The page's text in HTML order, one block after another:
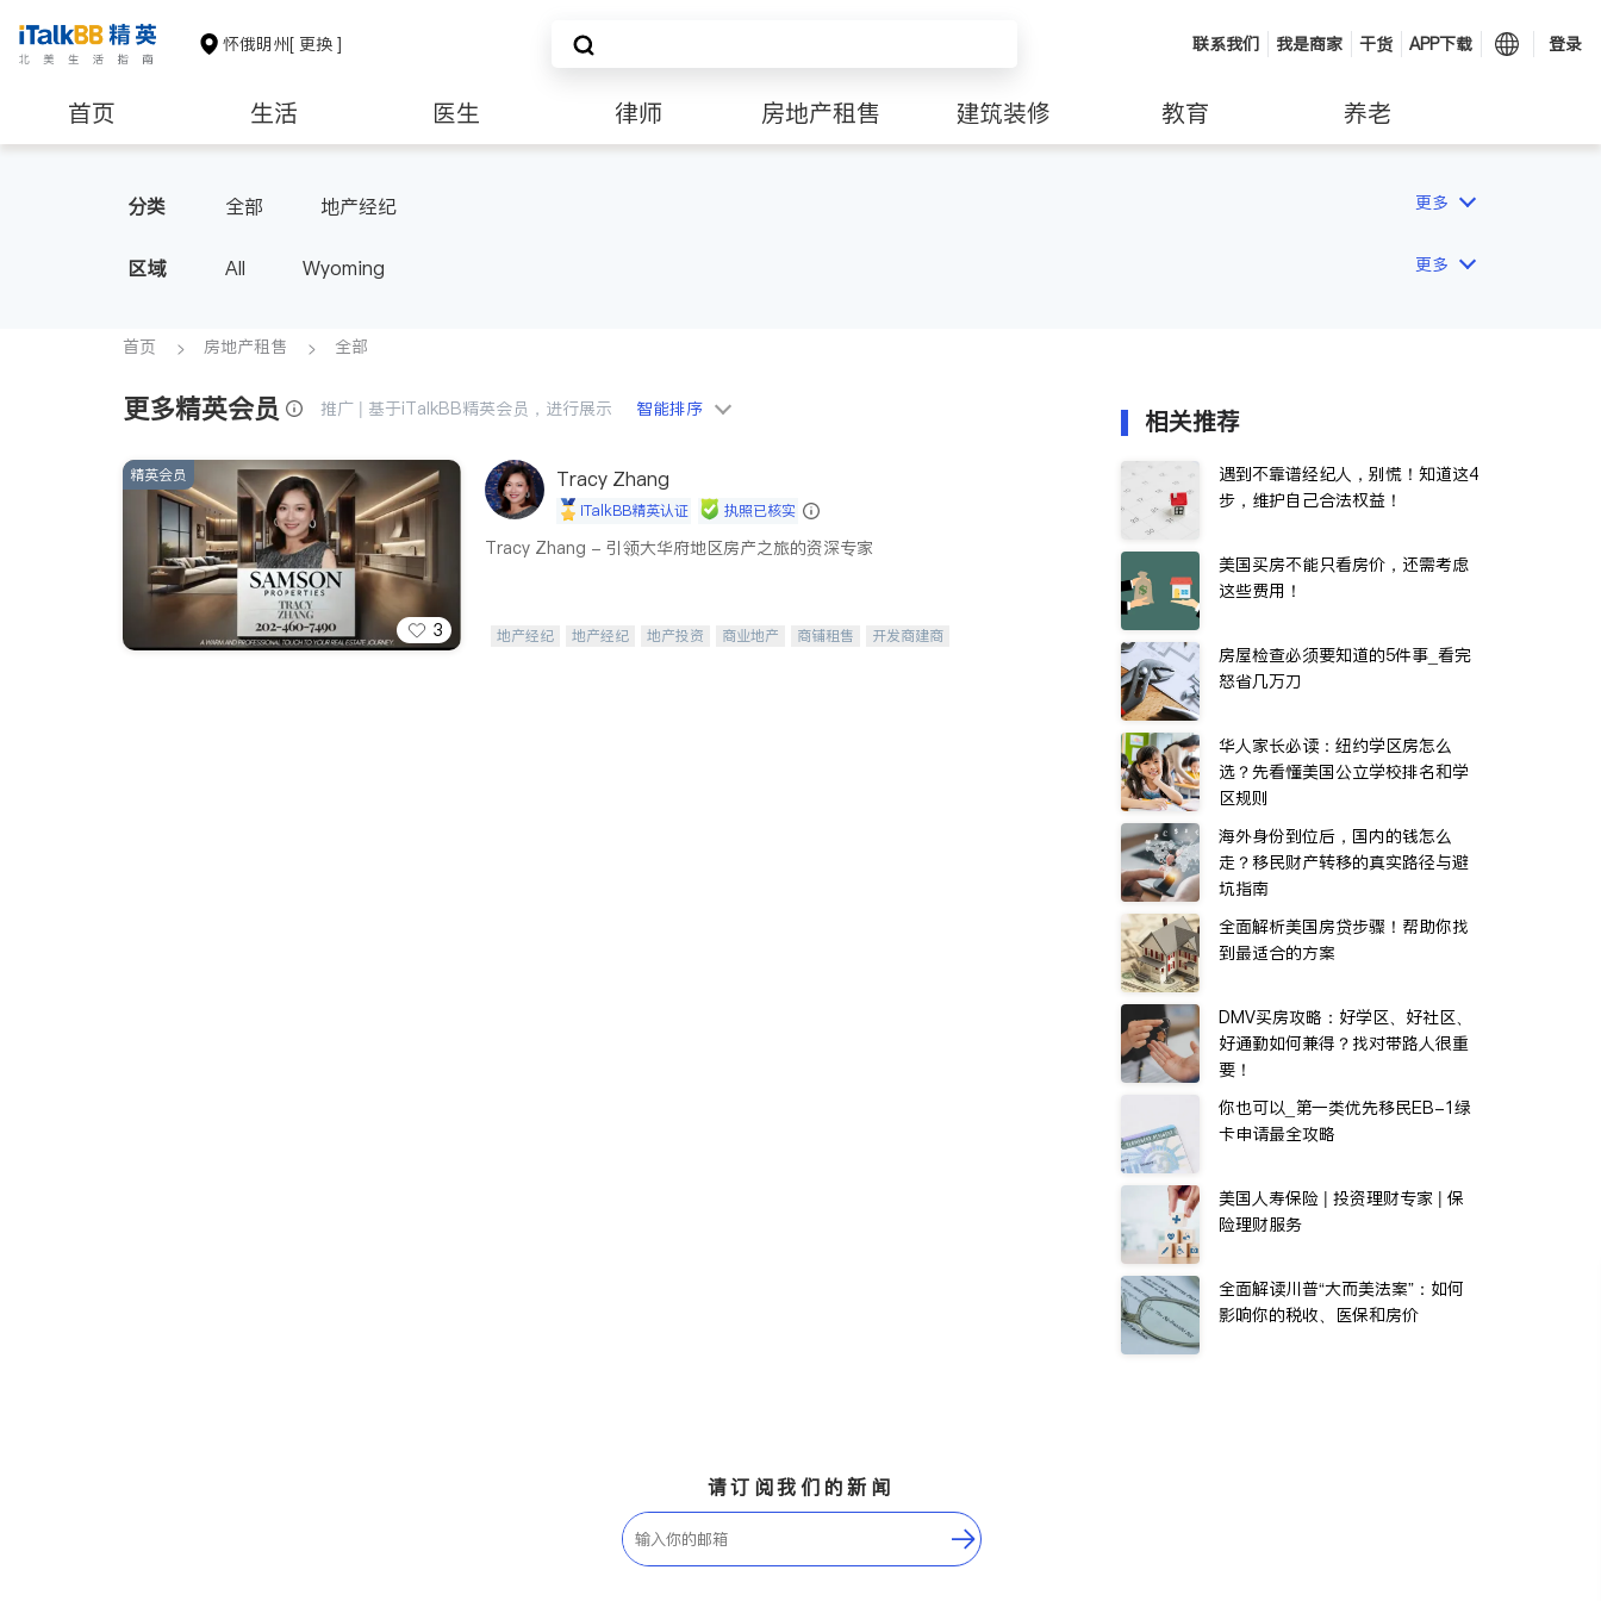
怀俄明州[ 更换 ] 联系我们 我是商家 干货 APP下载 登录
首页 生活 医生 律师 房地产租售 建筑装修 教育 养老
分类 全部 地产经纪 更多
区域 All Wyoming 更多
首页 房地产租售 全部
更多精英会员 推广 | 基于iTalkBB精英会员，进行展示 智能排序
3
精英会员 Tracy Zhang
iTalkBB精英认证 执照已核实
Tracy Zhang - 引领大华府地区房产之旅的资深专家
地产经纪 地产经纪 地产投资 商业地产 商铺租售 开发商建商
相关推荐
遇到不靠谱经纪人，别慌！知道这4
步，维护自己合法权益！
美国买房不能只看房价，还需考虑
这些费用！
房屋检查必须要知道的5件事_看完
怒省几万刀
华人家长必读：纽约学区房怎么
选？先看懂美国公立学校排名和学
区规则
海外身份到位后，国内的钱怎么
走？移民财产转移的真实路径与避
坑指南
全面解析美国房贷步骤！帮助你找
到最适合的方案
DMV买房攻略：好学区、好社区、
好通勤如何兼得？找对带路人很重
要！
你也可以_第一类优先移民EB-1绿
卡申请最全攻略
美国人寿保险 | 投资理财专家 | 保
险理财服务
全面解读川普“大而美法案”：如何
影响你的税收、医保和房价
请订阅我们的新闻